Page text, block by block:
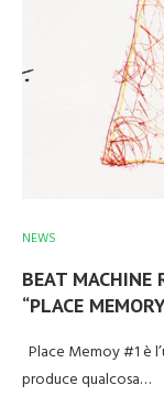
NEWS
BEAT MACHINE
“PLACE
Place Memoy #1 è
produce qualcosa…